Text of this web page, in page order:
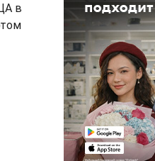
в